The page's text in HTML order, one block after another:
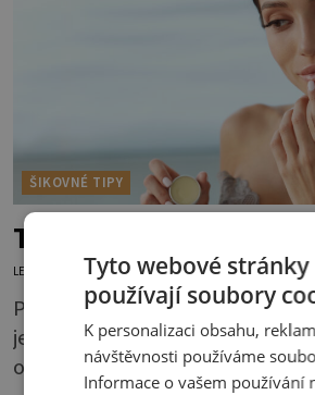
mohou mít v nepořádku
ŠIKOVNÉ TIPY
Tipy pro krásné rty
LENKA KORANDOVÁ 16.7.2026
Pokožka rtů patří k
je pro její zdraví a pěkný
odpovídající péče. Bez péče to nejde Rty se
Tyto webové stránky
používají soubory
K personalizaci obsahu,
návštěvnosti používáme
Informace o vašem používání